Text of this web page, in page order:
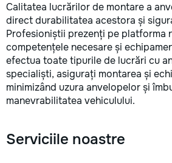
Calitatea lucrărilor de montare a
direct durabilitatea acestora și
Profesioniștii prezenți pe platforma
competențele necesare și
efectua toate tipurile de lucrări cu
specialiști, asigurați montarea și
minimizând uzura anvelopelor și
manevrabilitatea vehiculului.
Serviciile noastre